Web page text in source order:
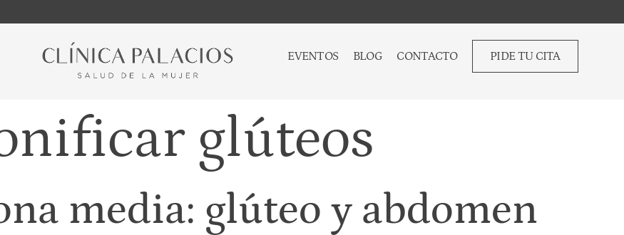
EVENTOS BLOG CONTACTO PIDE TU CITA
glúteos
media: glúteo y abdomen